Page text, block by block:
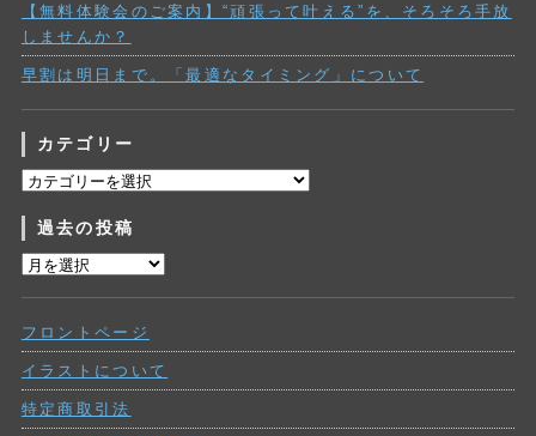
【無料体験会のご案内】“頑張って叶える”を、そろそろ手放
しませんか？
早割は明日まで。「最適なタイミング」について
カテゴリー
カ
ゴ
リ
ー
過去の投稿
過
投
稿
フロントページ
イラストについて
特定商取引法